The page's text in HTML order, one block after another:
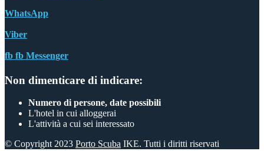
WhatsApp
Viber
fb fb Messenger
Non dimenticare di indicare:
Numero di persone, date possibili
L'hotel in cui alloggerai
L'attività a cui sei interessato
© Copyright 2023 Porto Scuba IKE. Tutti i diritti riservati